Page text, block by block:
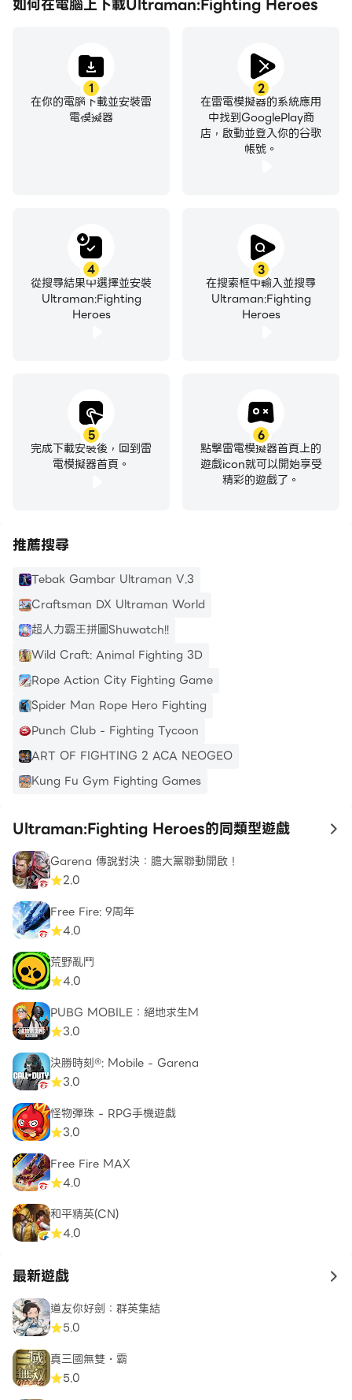
1
在你的電腦下載並安裝雷
電模擬器
2
在雷電模擬器的系統應用
中找到GooglePlay商
店，啟動並登入你的谷歌
帳號。
3
在搜索框中輸入並搜尋
Ultraman:Fighting
Heroes
4
從搜尋結果中選擇並安裝
Ultraman:Fighting
Heroes
5
完成下載安裝後，回到雷
電模擬器首頁。
6
點擊雷電模擬器首頁上的
遊戲icon就可以開始享受
精彩的遊戲了。
推薦搜尋
Tebak Gambar Ultraman V.3
Craftsman DX Ultraman World
超人力霸王拼圖Shuwatch!!
Wild Craft: Animal Fighting 3D
Rope Action City Fighting Game
Spider Man Rope Hero Fighting
Punch Club - Fighting Tycoon
ART OF FIGHTING 2 ACA NEOGEO
Kung Fu Gym Fighting Games
Ultraman:Fighting Heroes的同類型遊戲 to
Garena 傳說對決：膽大黨聯動開啟！
2.0
Free Fire: 9周年
4.0
荒野亂鬥
4.0
PUBG MOBILE：絕地求生M
3.0
決勝時刻®: Mobile - Garena
3.0
怪物彈珠 - RPG手機遊戲
3.0
Free Fire MAX
4.0
和平精英(CN)
4.0
最新遊戲 to
道友你好劍：群英集結
5.0
真三國無雙・霸
5.0